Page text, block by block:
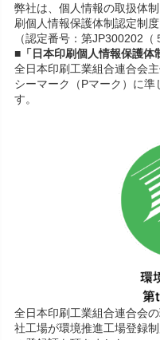
弊社は、個人情報の取扱体
刷個人情報保護体制認定制
（認定番号：第JP300202（
■「日本印刷個人情報保護体
全日本印刷工業組合連合会
シーマーク（Pマーク）に
す。
全日本印刷工業組合連合会
社工場が環境推進工場登録